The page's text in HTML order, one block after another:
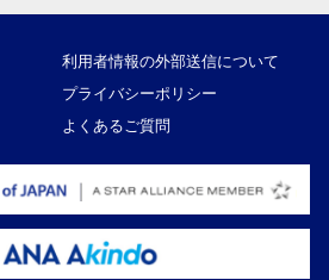
利用者情報の外部送信について
プライバシーポリシー
よくあるご質問